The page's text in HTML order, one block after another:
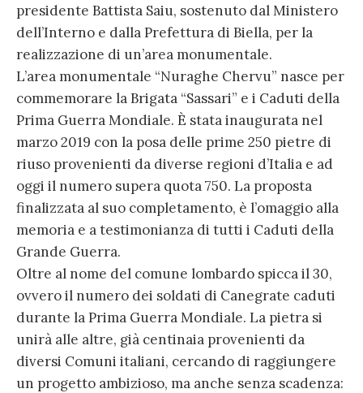
presidente Battista Saiu, sostenuto dal Ministero
dell’Interno e dalla Prefettura di Biella, per la
realizzazione di un’area monumentale.
L’area monumentale “Nuraghe Chervu” nasce per
commemorare la Brigata “Sassari” e i Caduti della
Prima Guerra Mondiale. È stata inaugurata nel
marzo 2019 con la posa delle prime 250 pietre di
riuso provenienti da diverse regioni d’Italia e ad
oggi il numero supera quota 750. La proposta
finalizzata al suo completamento, è l’omaggio alla
memoria e a testimonianza di tutti i Caduti della
Grande Guerra.
Oltre al nome del comune lombardo spicca il 30,
ovvero il numero dei soldati di Canegrate caduti
durante la Prima Guerra Mondiale. La pietra si
unirà alle altre, già centinaia provenienti da
diversi Comuni italiani, cercando di raggiungere
un progetto ambizioso, ma anche senza scadenza: